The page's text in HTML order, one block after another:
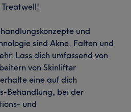
und
sind Akne, Falten und
Lass dich umfassend von
von Skinlifter
eine auf dich
Behandlung, bei der
und